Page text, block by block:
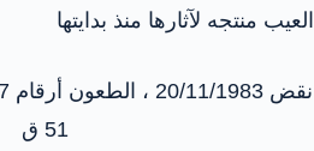
العيب منتجه لآثارها منذ بدايتها
51 ق